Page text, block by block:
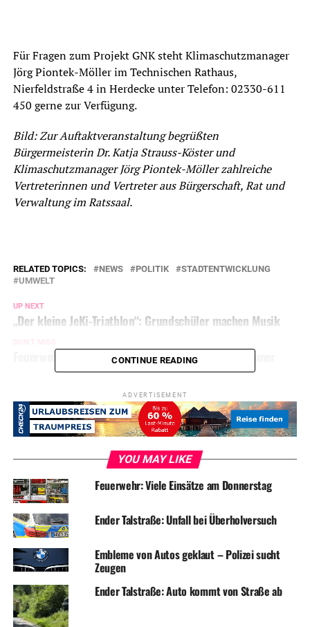
Für Fragen zum Projekt GNK steht Klimaschutzmanager
Jörg Piontek-Möller im Technischen Rathaus,
Nierfeldstraße 4 in Herdecke unter Telefon: 02330-611
450 gerne zur Verfügung.
Bild: Zur Auftaktveranstaltung begrüßten
Bürgermeisterin Dr. Katja Strauss-Köster und
Klimaschutzmanager Jörg Piontek-Möller zahlreiche
Vertreterinnen und Vertreter aus Bürgerschaft, Rat und
Verwaltung im Ratssaal.
RELATED TOPICS: NEWS POLITIK
STADTENTWICKLUNG
UMWELT
UP NEXT
„Der kleine JeKi-Triathlon“: Grundschüler machen Musik
Feuerwehr: Einsatz wegen giftigem Gas im Badezimmer
CONTINUE READING
ADVERTISEMENT
YOU MAY LIKE
Feuerwehr: Viele Einsätze am Donnerstag
Ender Talstraße: Unfall bei Überholversuch
Embleme von Autos geklaut – Polizei sucht
Zeugen
Ender Talstraße: Auto kommt von Straße ab